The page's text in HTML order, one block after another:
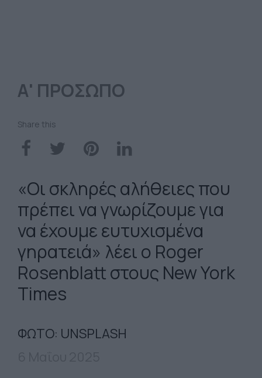
Α' ΠΡΟΣΩΠΟ
Share this
«Οι σκληρές αλήθειες που
πρέπει να γνωρίζουμε για
να έχουμε ευτυχισμένα
γηρατειά» λέει ο Roger
Rosenblatt στους New York
Times
ΦΩΤΟ: UNSPLASH